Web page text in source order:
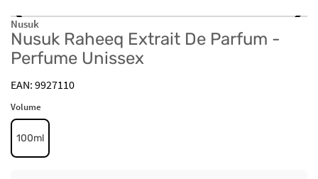
Nusuk
Nusuk Raheeq Extrait De Parfum -
Perfume Unissex
9927110
Volume
100ml